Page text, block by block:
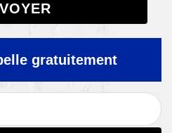
gratuitement